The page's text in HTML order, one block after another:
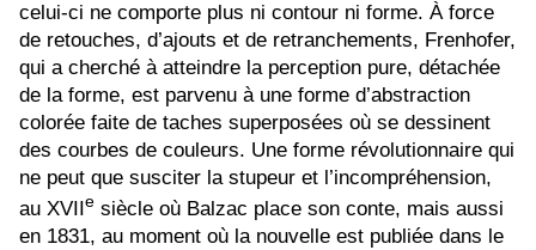
celui-ci ne comporte plus ni contour ni forme. À force
de retouches, d’ajouts et de retranchements, Frenhofer,
qui a cherché à atteindre la perception pure, détachée
de la forme, est parvenu à une forme d’abstraction
colorée faite de taches superposées où se dessinent
des courbes de couleurs. Une forme révolutionnaire qui
ne peut que susciter la stupeur et l’incompréhension,
au XVIIe siècle où Balzac place son conte, mais aussi
en 1831, au moment où la nouvelle est publiée dans le